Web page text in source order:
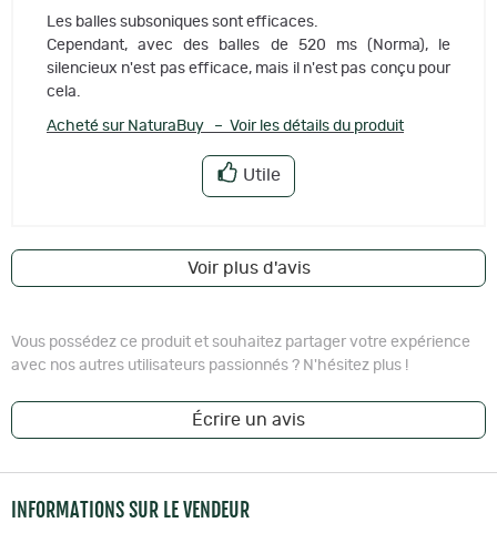
Les balles subsoniques sont efficaces.
Cependant, avec des balles de 520 ms (Norma), le
silencieux n'est pas efficace, mais il n'est pas conçu pour
cela.
Acheté sur NaturaBuy – Voir les détails du produit
Utile
Voir plus d'avis
Vous possédez ce produit et souhaitez partager votre expérience
avec nos autres utilisateurs passionnés ? N'hésitez plus !
Écrire un avis
INFORMATIONS SUR LE VENDEUR